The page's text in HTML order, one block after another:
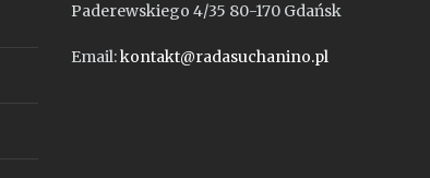
Paderewskiego 4/35 80-170 Gdańsk
Email:kontakt@radasuchanino.pl